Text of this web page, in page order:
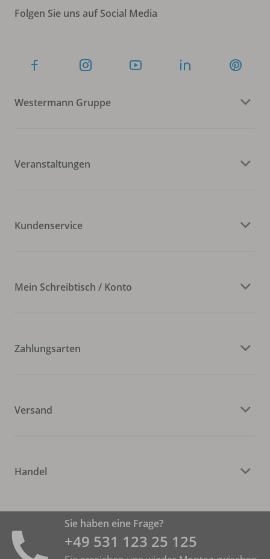
Folgen Sie uns auf Social Media
Westermann Gruppe
Veranstaltungen
Kundenservice
Mein Schreibtisch / Konto
Zahlungsarten
Versand
Handel
Sie haben eine Frage?
+49 531 ­123 25 125